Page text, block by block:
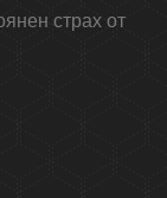
страх от